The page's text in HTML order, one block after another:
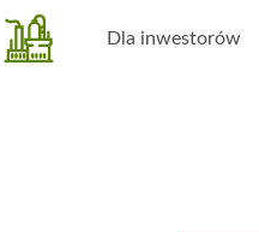
Dla inwestorów